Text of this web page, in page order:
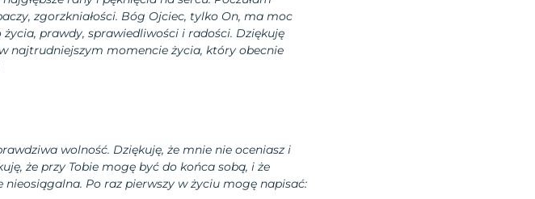
zgorzkniałości. Bóg Ojciec, tylko On, ma moc
prawdy, sprawiedliwości i radości. Dziękuję
najtrudniejszym momencie życia, który obecnie
wolność. Dziękuję, że mnie nie oceniasz i
że przy Tobie mogę być do końca sobą, i że
Po raz pierwszy w życiu mogę napisać: